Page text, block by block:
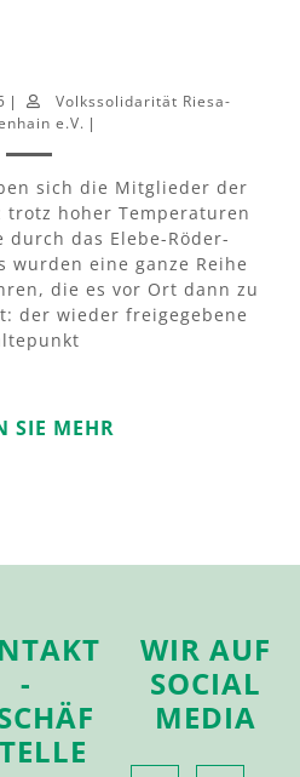
Volkssolidarität Riesa-
e.V.
sich die Mitglieder der
hoher Temperaturen
das Elebe-Röder-
wurden eine ganze Reihe
die es vor Ort dann zu
der wieder freigegebene
SIE MEHR
-
WIR AUF
SOCIAL
MEDIA